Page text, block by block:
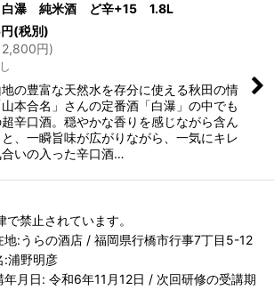
瀑 純米酒 ど辛+15 1.8L
円(税別)
2,800円)
の豊富な天然水を存分に使える秋田の情
本合名」さんの定番酒「白瀑」の中でも
超辛口酒。穏やかな香りを感じながら含ん
、一瞬旨味が広がりながら、一気にキレ
合いの入った辛口酒…
禁止されています。
地:うらの酒店 / 福岡県行橋市行事7丁目5-12
:浦野明彦
月日: 令和6年11月12日 / 次回研修の受講期